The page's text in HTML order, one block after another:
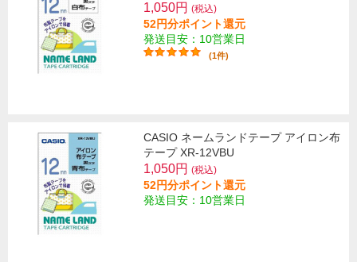
1,050円 (税込)
52円分ポイント還元
発送目安：10営業日
(1件)
CASIO ネームランドテープ アイロン布
テープ XR-12VBU
1,050円 (税込)
52円分ポイント還元
発送目安：10営業日